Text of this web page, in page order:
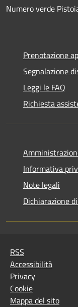
Numero verde
Prenotazione
Segnalazione
Leggi le FAQ
Richiesta
Informativa
Note legali
Dichiarazione
RSS
Accessibilità
Privacy
Cookie
Mappa del sito